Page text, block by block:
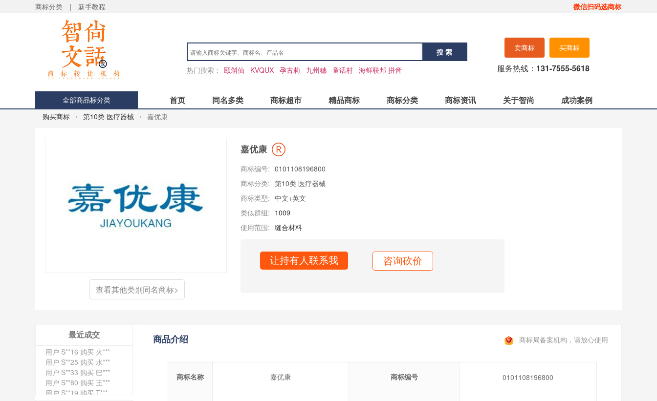
商标分类 | 新手教程 微信扫码选商标
搜 索
热门搜索： 颐斛仙 KVQUX 孕古莉 九州穗 童话村 海鲜联邦 拼音
买商标
卖商标
服务热线： 131-7555-5618
全部商品标分类 首页 同名多类 商标超市 精品商标 商标分类 商标资讯 关于智尚 成功案例
购买商标 > 第10类 医疗器械 > 嘉优康
查看其他类别同名商标>
嘉优康
商标编号: 0101108196800
商标分类: 第10类 医疗器械
商标类型: 中文+英文
类似群组: 1009
使用范围: 缝合材料
让持有人联系我 咨询砍价
最近成交
用户 S**4 购买 天***
用户 S**6 购买 七***
用户 S**0 购买 冠***
用户 S**0 购买 V***
用户 S**1 购买 皇***
用户 S**8 购买 专***
用户 S**10 购买 侯***
用户 S**25 购买 水***
用户 S**33 购买 巴***
用户 S**80 购买 王***
用户 S**19 购买 T***
用户 S**22 购买 茶***
商品介绍 商标局备案机构，请放心使用
商标名称 嘉优康 商标编号 0101108196800